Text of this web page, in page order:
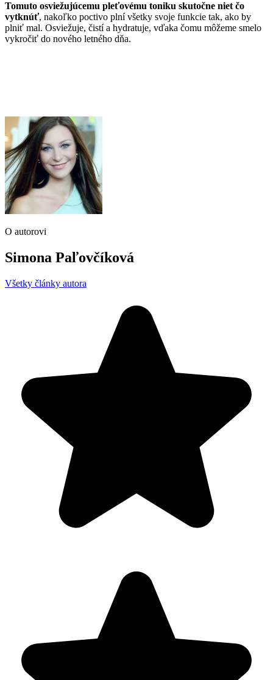
Tomuto osviežujúcemu pleťovému toniku skutočne niet čo
vytknúť, nakoľko poctivo plní všetky svoje funkcie tak, ako by
plniť mal. Osviežuje, čistí a hydratuje, vďaka čomu môžeme smelo
vykročiť do nového letného dňa.
O autorovi
Simona Paľovčíková
Všetky články autora